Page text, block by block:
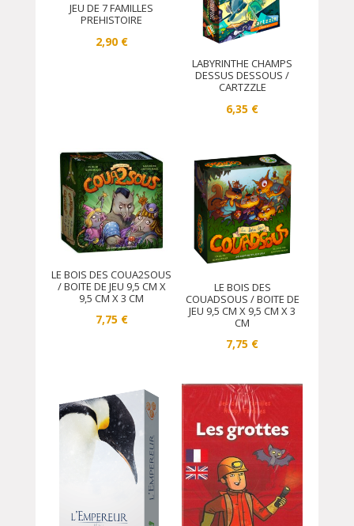
JEU DE 7 FAMILLES
PREHISTOIRE
2,90 €
LABYRINTHE CHAMPS
DESSUS DESSOUS /
CARTZZLE
6,35 €
LE BOIS DES COUA2SOUS
/ BOITE DE JEU 9,5 CM X
9,5 CM X 3 CM
7,75 €
LE BOIS DES
COUADSOUS / BOITE DE
JEU 9,5 CM X 9,5 CM X 3
CM
7,75 €